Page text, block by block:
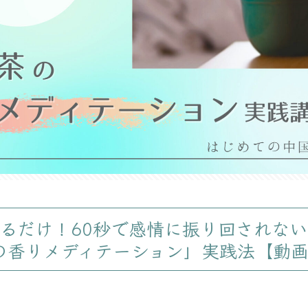
だけ！60秒で感情に振り回されな
りメディテーション」実践法【動